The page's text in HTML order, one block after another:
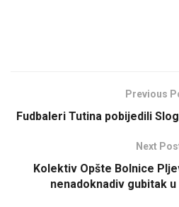
Previous
Fudbaleri Tutina pobijedili
Next
Kolektiv Opšte Bolnice
nenadoknadiv gubitak